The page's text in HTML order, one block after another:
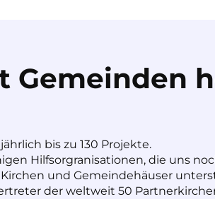
Gemeinden
bis zu 130 Projekte.
Hilfsorgranisationen, die uns
und Gemeindehäuser
der weltweit 50